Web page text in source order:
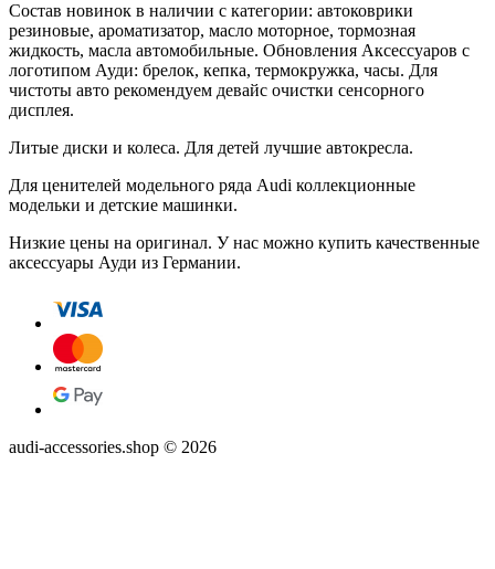
Состав новинок в наличии с категории: автоковрики
резиновые, ароматизатор, масло моторное, тормозная
жидкость, масла автомобильные. Обновления Аксессуаров с
логотипом Ауди: брелок, кепка, термокружка, часы. Для
чистоты авто рекомендуем девайс очистки сенсорного
дисплея.
Литые диски и колеса. Для детей лучшие автокресла.
Для ценителей модельного ряда Audi коллекционные
модельки и детские машинки.
Низкие цены на оригинал. У нас можно купить качественные
аксессуары Ауди из Германии.
audi-accessories.shop © 2026